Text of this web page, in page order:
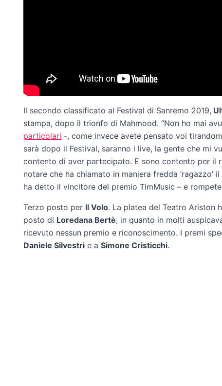
Il secondo classificato al Festival di Sanremo 2019,
stampa, dopo il trionfo di Mahmood. “Non ho mai
particolari -, come invece avete pensato voi
sarà dopo il Festival, saranno i live, la gente che mi
contento di aver partecipato. E sono contento per il
notare che ha chiamato in maniera fredda
ha detto il vincitore del premio TimMusic – e
Terzo posto per Il Volo. La platea del Teatro Ariston
posto di Loredana Bertè, in quanto in molti
ricevuto nessun premio e riconoscimento. I premi
Daniele Silvestri e a Simone Cristicchi.